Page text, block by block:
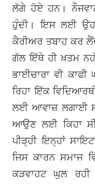
ਲੱਗੇ ਹੋਏ ਹਨ।
ਹੁੰਦੀ। ਇਸ ਲਈ
ਕੈਰੀਅਰ ਤਬਾਹ ਕਰ
ਗੱਲ ਇੱਥੇ ਹੀ ਖ਼ਤਮ
ਭਾਈਚਾਰਾ ਵੀ
ਰਿਹਾ ਇੱਕ
ਲਈ ਆਵਾਜ਼ ਲਗਾਈ
ਆਉਣ ਲਈ ਕਿਹਾ
ਪੀੜ੍ਹੀ ਇਨ੍ਹਾਂ
ਜਿਸ ਕਾਰਨ ਸਮਾਜ
ਕੜਵਾਹਟ ਘੁਲ